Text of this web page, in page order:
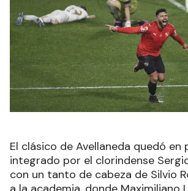
El clásico de Avellaneda quedó en
integrado por el clorindense
con un tanto de cabeza de Silvio